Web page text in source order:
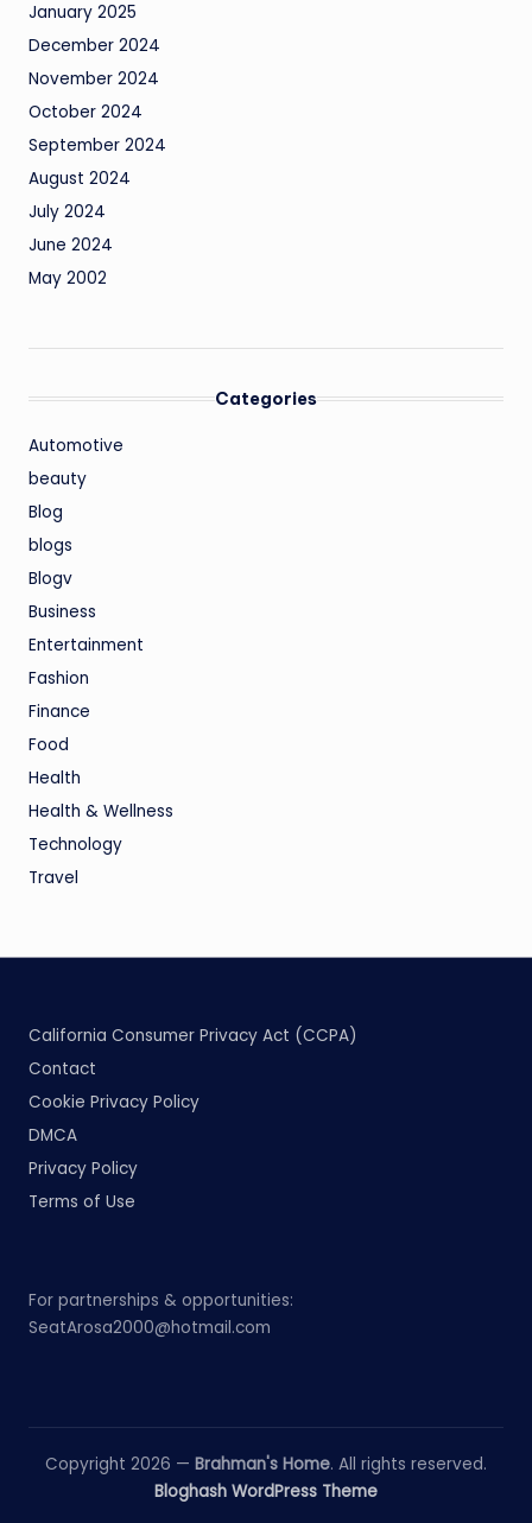
January 2025
December 2024
November 2024
October 2024
September 2024
August 2024
July 2024
June 2024
May 2002
Categories
Automotive
beauty
Blog
blogs
Blogv
Business
Entertainment
Fashion
Finance
Food
Health
Health & Wellness
Technology
Travel
California Consumer Privacy Act (CCPA)
Contact
Cookie Privacy Policy
DMCA
Privacy Policy
Terms of Use
For partnerships & opportunities:
SeatArosa2000@hotmail.com
Copyright 2026 — Brahman's Home. All rights reserved.
Bloghash WordPress Theme